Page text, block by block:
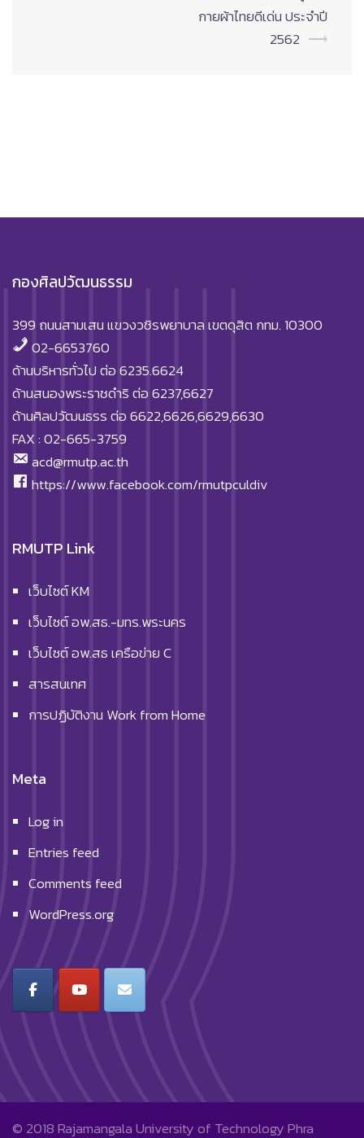
กายผ้าไทยดีเด่น ประจำปี
2562 ⟶
กองศิลปวัฒนธรรม
399 ถนนสามเสน แขวงวชิรพยาบาล เขตดุสิต กทม. 10300
02-6653760
ด้านบริหารทั่วไป ต่อ 6235.6624
ด้านสนองพระราชดำริ ต่อ 6237,6627
ด้านศิลปวัฒนธรร ต่อ 6622,6626,6629,6630
FAX : 02-665-3759
acd@rmutp.ac.th
https://www.facebook.com/rmutpculdiv
RMUTP Link
เว็บไซต์ KM
เว็บไซต์ อพ.สธ.-มทร.พระนคร
เว็บไซต์ อพ.สธ เครือข่าย C
สารสนเทศ
การปฏิบัติงาน Work from Home
Meta
Log in
Entries feed
Comments feed
WordPress.org
© 2018Rajamangala University of Technology Phra